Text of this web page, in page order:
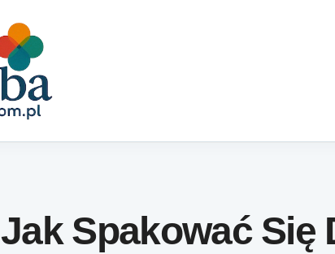
Jak Spakować Się